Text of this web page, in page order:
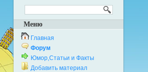
Меню
Главная
Форум
Юмор,Статьи и Факты
Добавить материал